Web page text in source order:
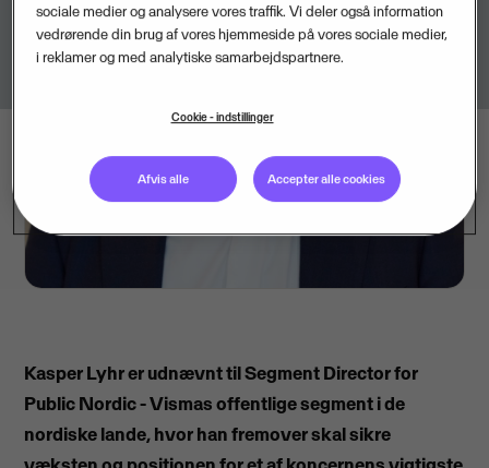
Kasper Lyhr er udnævnt til Segment Director for
Public Nordic - Vismas offentlige segment i de
nordiske lande, hvor han fremover skal sikre
sociale medier og analysere vores traffik. Vi deler også information
vedrørende din brug af vores hjemmeside på vores sociale medier,
i reklamer og med analytiske samarbejdspartnere.
Cookie - indstillinger
Afvis alle Accepter alle cookies